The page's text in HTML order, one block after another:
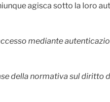
agisca sotto la loro
mediante
della normativa sul diritto